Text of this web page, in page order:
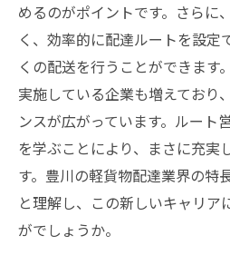
めるのがポイントです。さらに
く、効率的に配達ルートを設定
くの配送を行うことができます
実施している企業も増えており
ンスが広がっています。ルート
を学ぶことにより、まさに充実
す。豊川の軽貨物配達業界の特
と理解し、この新しいキャリア
がでしょうか。